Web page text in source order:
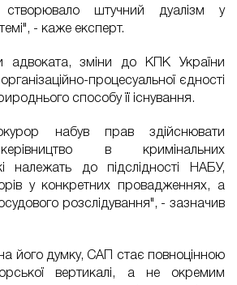
створювало штучний дуалізм у
- каже експерт.
адвоката, зміни до КПК України
процесуальної єдності
способу її існування.
набув прав здійснювати
в кримінальних
належать до підслідності НАБУ,
у конкретних провадженнях, а
розслідування", - зазначив
його думку, САП стає повноцінною
вертикалі, а не окремим